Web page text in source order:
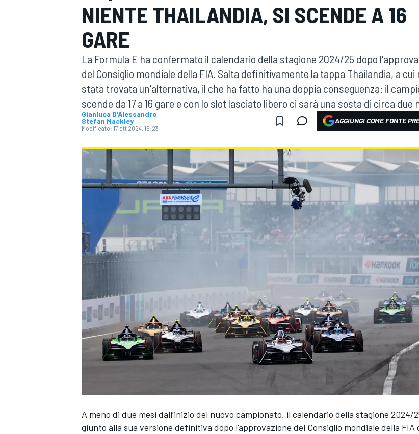
MOTOGP WEC
WRC
NIENTE THAILANDIA, SI SCENDE A 16
GARE
La Formula E ha confermato il calendario della stagione 2024/25 dopo
del Consiglio mondiale della FIA. Salta definitivamente la tappa Thailandia, a cui
stata trovata un'alternativa, il che ha fatto ha una doppia conseguenza: il
scende da 17 a 16 gare e con lo slot lasciato libero ci sarà una sosta di circa due
Gianluca D'Alessandro
Stefan Mackley
Modificato: 17 ott 2024, 16:23
AGGIUNGI COME FONTE
A meno di due mesi dall’inizio del nuovo campionato, il calendario della stagione 2024/
giunto alla sua versione definitiva dopo l’approvazione del Consiglio mondiale della FIA